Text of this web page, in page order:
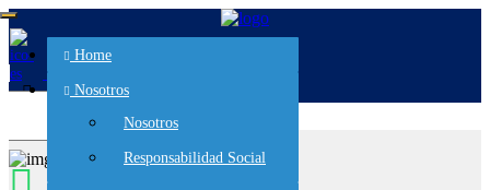
es
Home
Nosotros
Nosotros
Responsabilidad Social